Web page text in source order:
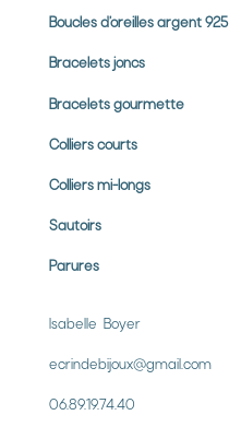
Boucles d’oreilles argent 925
Bracelets joncs
Bracelets gourmette
Colliers courts
Colliers mi-longs
Sautoirs
Parures
Isabelle Boyer
ecrindebijoux@gmail.com
06.89.19.74.40